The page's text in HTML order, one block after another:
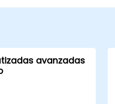
avanzadas